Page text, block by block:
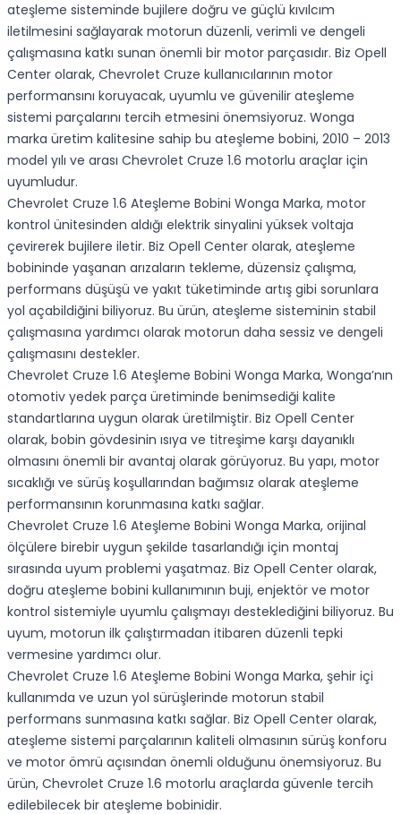
ateşleme sisteminde bujilere doğru ve güçlü kıvılcım
iletilmesini sağlayarak motorun düzenli, verimli ve dengeli
çalışmasına katkı sunan önemli bir motor parçasıdır. Biz Opell
Center olarak, Chevrolet Cruze kullanıcılarının motor
performansını koruyacak, uyumlu ve güvenilir ateşleme
sistemi parçalarını tercih etmesini önemsiyoruz. Wonga
marka üretim kalitesine sahip bu ateşleme bobini, 2010 – 2013
model yılı ve arası Chevrolet Cruze 1.6 motorlu araçlar için
uyumludur.
Chevrolet Cruze 1.6 Ateşleme Bobini Wonga Marka, motor
kontrol ünitesinden aldığı elektrik sinyalini yüksek voltaja
çevirerek bujilere iletir. Biz Opell Center olarak, ateşleme
bobininde yaşanan arızaların tekleme, düzensiz çalışma,
performans düşüşü ve yakıt tüketiminde artış gibi sorunlara
yol açabildiğini biliyoruz. Bu ürün, ateşleme sisteminin stabil
çalışmasına yardımcı olarak motorun daha sessiz ve dengeli
çalışmasını destekler.
Chevrolet Cruze 1.6 Ateşleme Bobini Wonga Marka, Wonga’nın
otomotiv yedek parça üretiminde benimsediği kalite
standartlarına uygun olarak üretilmiştir. Biz Opell Center
olarak, bobin gövdesinin ısıya ve titreşime karşı dayanıklı
olmasını önemli bir avantaj olarak görüyoruz. Bu yapı, motor
sıcaklığı ve sürüş koşullarından bağımsız olarak ateşleme
performansının korunmasına katkı sağlar.
Chevrolet Cruze 1.6 Ateşleme Bobini Wonga Marka, orijinal
ölçülere birebir uygun şekilde tasarlandığı için montaj
sırasında uyum problemi yaşatmaz. Biz Opell Center olarak,
doğru ateşleme bobini kullanımının buji, enjektör ve motor
kontrol sistemiyle uyumlu çalışmayı desteklediğini biliyoruz. Bu
uyum, motorun ilk çalıştırmadan itibaren düzenli tepki
vermesine yardımcı olur.
Chevrolet Cruze 1.6 Ateşleme Bobini Wonga Marka, şehir içi
kullanımda ve uzun yol sürüşlerinde motorun stabil
performans sunmasına katkı sağlar. Biz Opell Center olarak,
ateşleme sistemi parçalarının kaliteli olmasının sürüş konforu
ve motor ömrü açısından önemli olduğunu önemsiyoruz. Bu
ürün, Chevrolet Cruze 1.6 motorlu araçlarda güvenle tercih
edilebilecek bir ateşleme bobinidir.